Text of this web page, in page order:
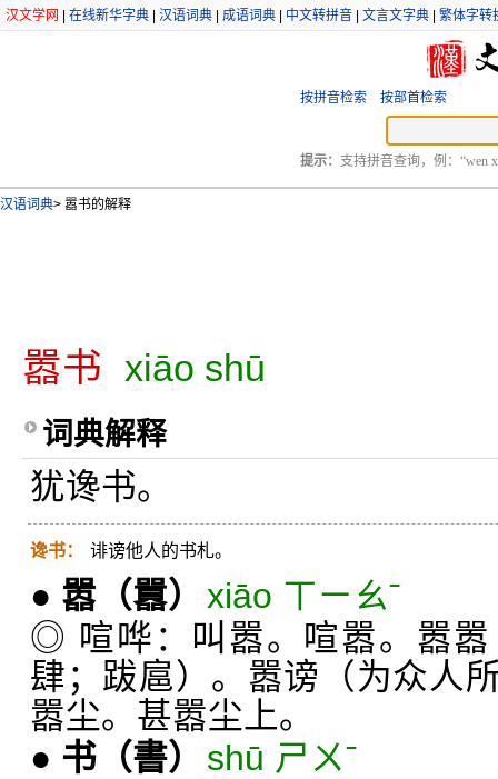
汉文学网 在线新华字典 汉语词典 成语词典 中文转拼音 文言文字典 繁体字转
按拼音检索 按部首检索
提示： 支持拼音查询，例：“wen
汉语词典> 嚣书的解释
嚣书 xiāo shū
词典解释
犹谗书。
谗书： 诽谤他人的书札。
● 嚣 （囂） xiāo ㄒㄧㄠˉ
◎ 喧哗：叫嚣。喧嚣。嚣
肆；跋扈）。嚣谤（为众人
嚣尘。甚嚣尘上。
● 书 （書）
shū ㄕㄨˉ